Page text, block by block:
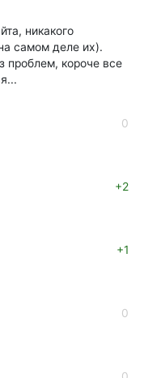
никакого
самом деле их).
проблем, короче все
0
+2
+1
0